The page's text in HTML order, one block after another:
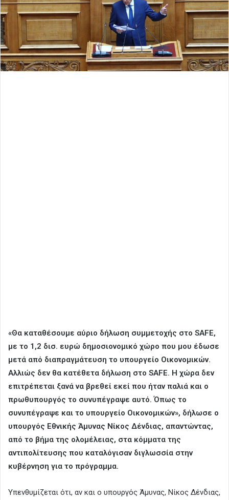
«Θα καταθέσουμε αύριο δήλωση συμμετοχής στο SAFE,
με το 1,2 δισ. ευρώ δημοσιονομικό χώρο που μου έδωσε
μετά από διαπραγμάτευση το υπουργείο Οικονομικών.
Αλλιώς δεν θα κατέθετα δήλωση στο SAFE. Η χώρα δεν
επιτρέπεται ξανά να βρεθεί εκεί που ήταν παλιά και ο
πρωθυπουργός το συνυπέγραψε αυτό. Όπως το
συνυπέγραψε και το υπουργείο Οικονομικών», δήλωσε ο
υπουργός Εθνικής Άμυνας Νίκος Δένδιας, απαντώντας,
από το βήμα της ολομέλειας, στα κόμματα της
αντιπολίτευσης που καταλόγισαν διγλωσσία στην
κυβέρνηση για το πρόγραμμα.
Υπενθυμίζεται ότι, αν και ο υπουργός Άμυνας, Νίκος Δένδιας,